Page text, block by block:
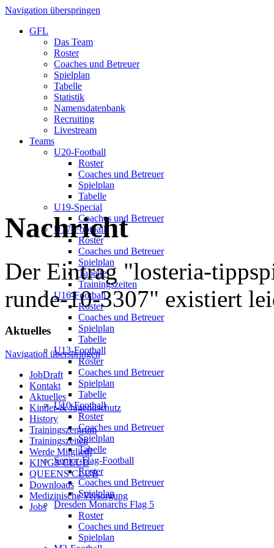
Navigation überspringen
GFL
Das Team
Roster
Coaches und Betreuer
Spielplan
Tabelle
Statistik
Namensdatenbank
Recruiting
Livestream
Teams
U20-Football
Roster
Coaches und Betreuer
Spielplan
Tabelle
U19-Special
Coaches und Betreuer
U17-Football
Roster
Coaches und Betreuer
Spielplan
Tabelle
Trainingszeiten
U16-Football
Roster
Coaches und Betreuer
Spielplan
Tabelle
U13-Football
Roster
Coaches und Betreuer
Spielplan
Tabelle
U10-Football
Roster
Coaches und Betreuer
Spielplan
Tabelle
Senior-Flag-Football
Roster
Coaches und Betreuer
Spielplan
Dresden Monarchs Flag 5
Roster
Coaches und Betreuer
Spielplan
Nachricht
Der Eintrag "losteria-
runde-10-3307" existiert
Aktuelles
Navigation überspringen
JobDraft
Kontakt
Aktuelles
Kinder-& Jugendschutz
History
Trainingszentrum
Trainingszeiten
Werde Mitglied!
KINGS CLUB
QUEENS CLUB
Downloads
Medizinische Versorgung
Jobs